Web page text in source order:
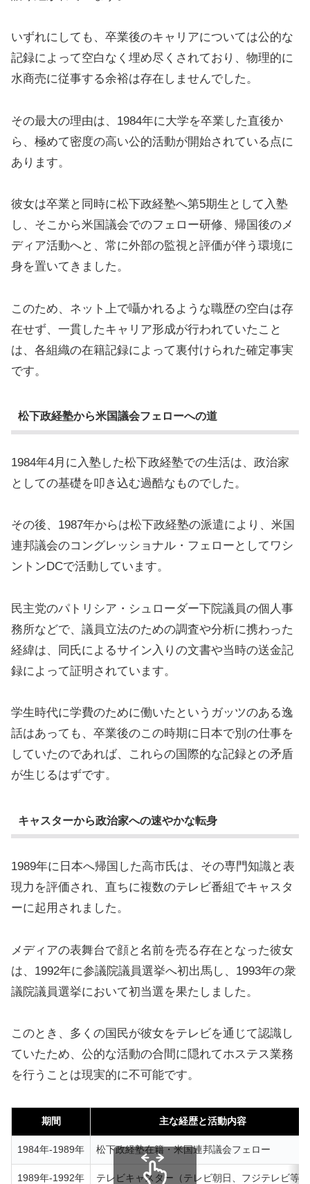
いずれにしても、卒業後のキャリアについては公的な
記録によって空白なく埋め尽くされており、物理的に
水商売に従事する余裕は存在しませんでした。
その最大の理由は、1984年に大学を卒業した直後か
ら、極めて密度の高い公的活動が開始されている点に
あります。
彼女は卒業と同時に松下政経塾へ第5期生として入塾
し、そこから米国議会でのフェロー研修、帰国後のメ
ディア活動へと、常に外部の監視と評価が伴う環境に
身を置いてきました。
このため、ネット上で囁かれるような職歴の空白は存
在せず、一貫したキャリア形成が行われていたこと
は、各組織の在籍記録によって裏付けられた確定事実
です。
松下政経塾から米国議会フェローへの道
1984年4月に入塾した松下政経塾での生活は、政治家
としての基礎を叩き込む過酷なものでした。
その後、1987年からは松下政経塾の派遣により、米国
連邦議会のコングレッショナル・フェローとしてワシ
ントンDCで活動しています。
民主党のパトリシア・シュローダー下院議員の個人事
務所などで、議員立法のための調査や分析に携わった
経緯は、同氏によるサイン入りの文書や当時の送金記
録によって証明されています。
学生時代に学費のために働いたというガッツのある逸
話はあっても、卒業後のこの時期に日本で別の仕事を
していたのであれば、これらの国際的な記録との矛盾
が生じるはずです。
キャスターから政治家への速やかな転身
1989年に日本へ帰国した高市氏は、その専門知識と表
現力を評価され、直ちに複数のテレビ番組でキャスタ
ーに起用されました。
メディアの表舞台で顔と名前を売る存在となった彼女
は、1992年に参議院議員選挙へ初出馬し、1993年の衆
議院議員選挙において初当選を果たしました。
このとき、多くの国民が彼女をテレビを通じて認識し
ていたため、公的な活動の合間に隠れてホステス業務
を行うことは現実的に不可能です。
期間 主な経歴と活動内容
1984年-1989年 松下政経塾在籍・米国連邦議会フェロー
1989年-1992年 テレビキャスター（テレビ朝日、フジテレビ等）